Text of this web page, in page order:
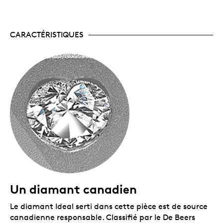
de collection allie une gravure de classe
Crossworks Manufacturing.
Aucune TPS NI TVH.
Emballage
La pièce est présentée dans une capsule 3D en forme
de diamant, le tout placé dans un boîtier à double
coque noir orné du logo de la Monnaie royale
canadienne et assorti d’une boîte protectrice noire.
CARACTÉRISTIQUES
Un diamant canadien
Le diamant Ideal serti dans cette pièce est de source
canadienne responsable. Classifié par le De Beers